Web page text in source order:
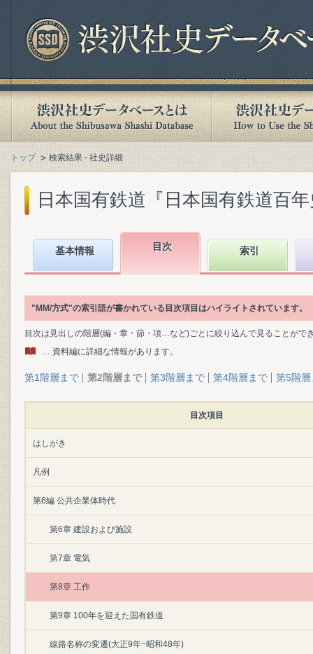
トップ 検索結果 - 社史詳細
日本国有鉄道『日本国有鉄道百
基本情報 目次 索引
"MM/方式"の索引語が書かれている目次項目はハイライトされています。
目次は見出しの階層(編・章・節・項…など)ごとに絞り込んで見ることがで
… 資料編に詳細な情報があります。
第1階層まで 第2階層まで 第3階層まで 第4階層まで 第5階層
目次項目
はしがき
凡例
第6編 公共企業体時代
第6章 建設および施設
第7章 電気
第8章 工作
第9章 100年を迎えた国有鉄道
線路名称の変遷(大正9年~昭和48年)